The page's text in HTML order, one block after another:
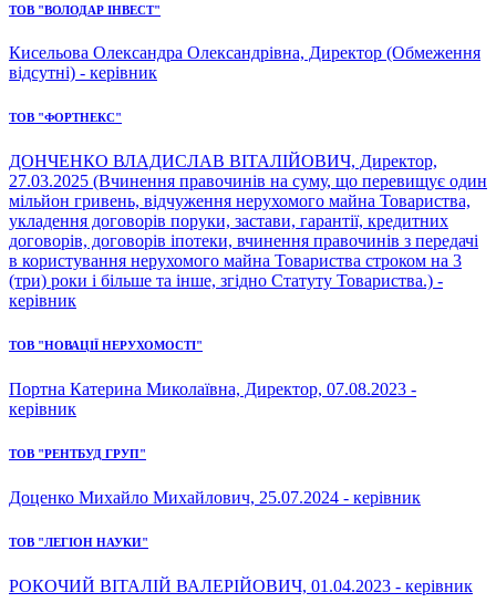
ТОВ "ВОЛОДАР ІНВЕСТ"
Кисельова Олександра Олександрівна, Директор (Обмеження
відсутні) - керівник
ТОВ "ФОРТНЕКС"
ДОНЧЕНКО ВЛАДИСЛАВ ВІТАЛІЙОВИЧ, Директор,
27.03.2025 (Вчинення правочинів на суму, що перевищує один
мільйон гривень, відчуження нерухомого майна Товариства,
укладення договорів поруки, застави, гарантії, кредитних
договорів, договорів іпотеки, вчинення правочинів з передачі
в користування нерухомого майна Товариства строком на 3
(три) роки і більше та інше, згідно Статуту Товариства.) -
керівник
ТОВ "НОВАЦІЇ НЕРУХОМОСТІ"
Портна Катерина Миколаївна, Директор, 07.08.2023 -
керівник
ТОВ "РЕНТБУД ГРУП"
Доценко Михайло Михайлович, 25.07.2024 - керівник
ТОВ "ЛЕГІОН НАУКИ"
РОКОЧИЙ ВІТАЛІЙ ВАЛЕРІЙОВИЧ, 01.04.2023 - керівник